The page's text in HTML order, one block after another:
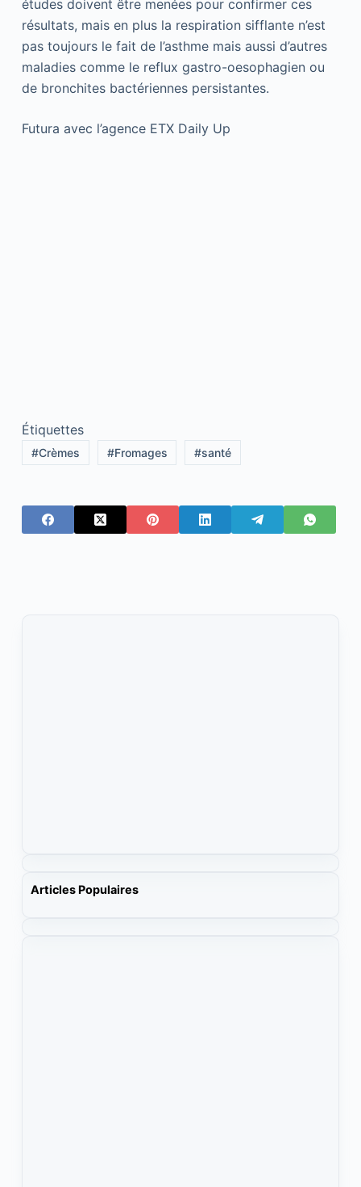
études doivent être menées pour confirmer ces
résultats, mais en plus la respiration sifflante n’est
pas toujours le fait de l’asthme mais aussi d’autres
maladies comme le reflux gastro-oesophagien ou
de bronchites bactériennes persistantes.
Futura avec l’agence ETX Daily Up
Étiquettes
#Crèmes #Fromages #santé
Articles Populaires